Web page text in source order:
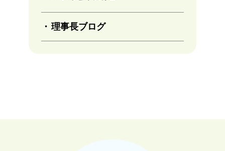
理事長ブログ